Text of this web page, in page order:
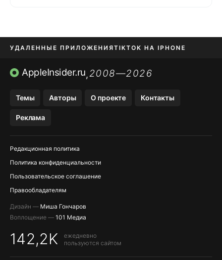
УДАЛЕННЫЕ ПРИЛОЖЕНИЯTIKTOK НА IPHONE
ПРИЛОЖЕНИЯ БЕЗ APP STORE
AppleInsider.ru,2008—2026
Темы Авторы О проекте Контакты
Реклама
Редакционная политика
Политика конфиденциальности
Пользовательское соглашение
Правообладателям
Дизайн — Миша Гончаров
Воплощение — 101 Медиа
142,2K
ежедневно
пользуются сайтом